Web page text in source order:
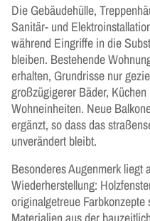
Die Gebäudehülle,
Sanitär- und
während Eingriffe in die
bleiben. Bestehende
erhalten, Grundrisse nur
großzügigerer Bäder,
Wohneinheiten. Neue
ergänzt, so dass das
unverändert bleibt.
Besonderes Augenmerk liegt
Wiederherstellung:
originalgetreue